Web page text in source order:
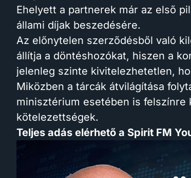
Ehelyett a partnerek már az első
állami díjak beszedésére.
Az előnytelen szerződésből való
állítja a döntéshozókat, hiszen a
jelenleg szinte kivitelezhetetlen,
Miközben a tárcák átvilágítása
minisztérium esetében is
kötelezettségek.
Teljes adás elérhető a Spirit FM